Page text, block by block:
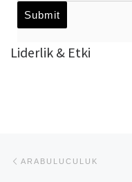
Liderlik & Etki
ARABULUCULUK